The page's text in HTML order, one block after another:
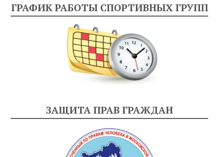
ГРАФИК РАБОТЫ СПОРТИВНЫХ ГРУПП
ЗАЩИТА ПРАВ ГРАЖДАН